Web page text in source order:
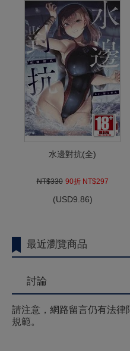
水邊對抗(全)
NT$330 90折 NT$297
(USD9.86)
最近瀏覽商品
討論
請注意，網路留言仍有法律
規範。